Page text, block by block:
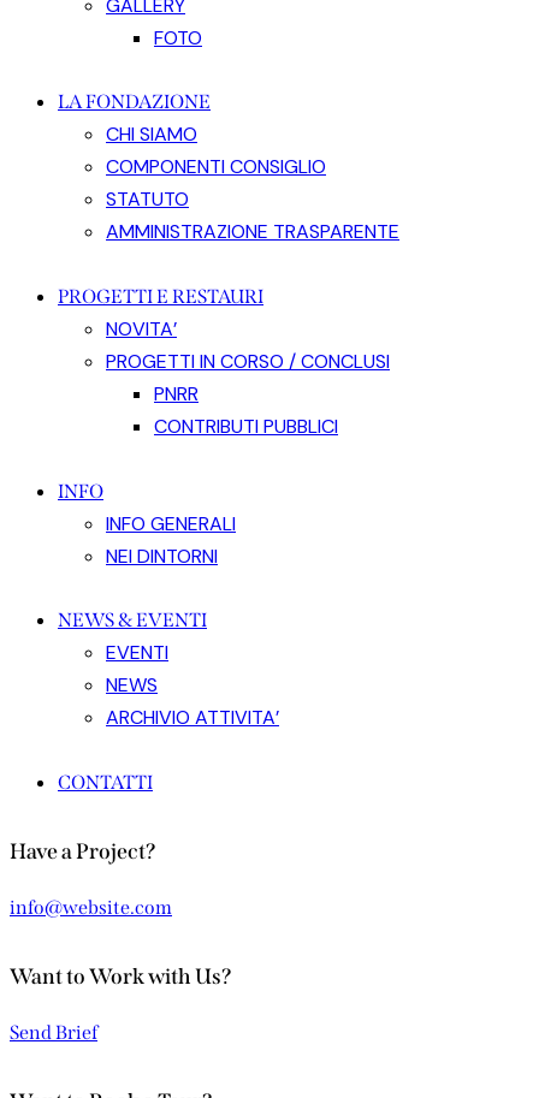
FOTO
LA FONDAZIONE
CHI SIAMO
COMPONENTI CONSIGLIO
STATUTO
AMMINISTRAZIONE TRASPARENTE
PROGETTI E RESTAURI
NOVITA’
PROGETTI IN CORSO / CONCLUSI
PNRR
CONTRIBUTI PUBBLICI
INFO
INFO GENERALI
NEI DINTORNI
NEWS & EVENTI
EVENTI
NEWS
ARCHIVIO ATTIVITA’
CONTATTI
Have a Project?
info@website.com
Want to Work with Us?
Send Brief